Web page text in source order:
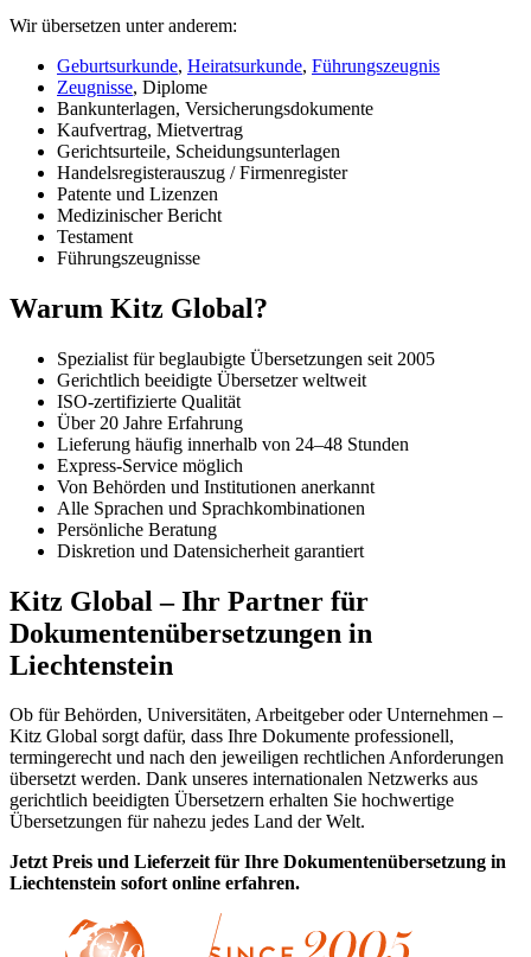
Wir übersetzen unter anderem:
Geburtsurkunde, Heiratsurkunde, Führungszeugnis
Zeugnisse, Diplome
Bankunterlagen, Versicherungsdokumente
Kaufvertrag, Mietvertrag
Gerichtsurteile, Scheidungsunterlagen
Handelsregisterauszug / Firmenregister
Patente und Lizenzen
Medizinischer Bericht
Testament
Führungszeugnisse
Warum Kitz Global?
Spezialist für beglaubigte Übersetzungen seit 2005
Gerichtlich beeidigte Übersetzer weltweit
ISO-zertifizierte Qualität
Über 20 Jahre Erfahrung
Lieferung häufig innerhalb von 24–48 Stunden
Express-Service möglich
Von Behörden und Institutionen anerkannt
Alle Sprachen und Sprachkombinationen
Persönliche Beratung
Diskretion und Datensicherheit garantiert
Kitz Global – Ihr Partner für
Dokumentenübersetzungen in
Liechtenstein
Ob für Behörden, Universitäten, Arbeitgeber oder Unternehmen –
Kitz Global sorgt dafür, dass Ihre Dokumente professionell,
termingerecht und nach den jeweiligen rechtlichen Anforderungen
übersetzt werden. Dank unseres internationalen Netzwerks aus
gerichtlich beeidigten Übersetzern erhalten Sie hochwertige
Übersetzungen für nahezu jedes Land der Welt.
Jetzt Preis und Lieferzeit für Ihre Dokumentenübersetzung in
Liechtenstein sofort online erfahren.